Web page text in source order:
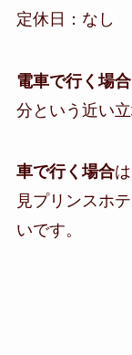
定休日：なし
電車で行く場合
分という近い立
車で行く場合
見プリンスホ
いです。